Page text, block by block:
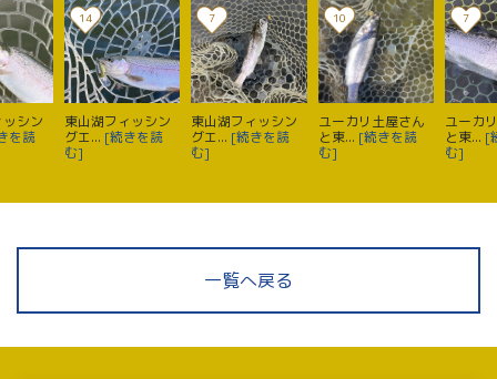
シン
を読
14
東山湖フィッシン
グエ... [続きを読
む]
7
東山湖フィッシン
グエ... [続きを読
む]
10
ユーカリ土屋さん
と東... [続きを読
む]
7
ユーカ
と東... [
む]
一覧へ戻る